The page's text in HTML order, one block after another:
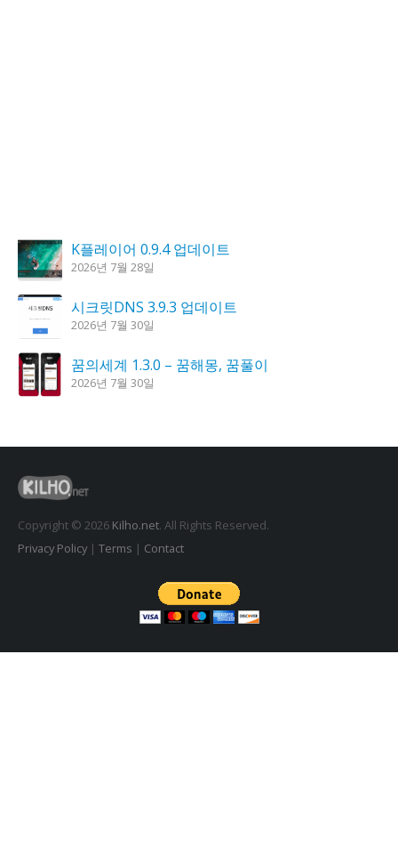
K플레이어 0.9.4 업데이트
2026년 7월 28일
시크릿DNS 3.9.3 업데이트
2026년 7월 30일
꿈의세계 1.3.0 – 꿈해몽, 꿈풀이
2026년 7월 30일
도깨비 촛불 1.6.0 업데이트
2026년 7월 23일
Copyright © 2026 Kilho.net. All Rights Reserved.
Privacy Policy| Terms | Contact